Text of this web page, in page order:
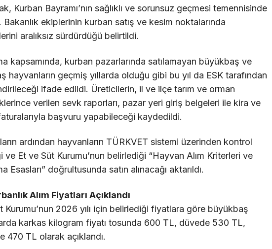
Kurban Bayramı’nın sağlıklı ve sorunsuz geçmesi temennisinde
Bakanlık ekiplerinin kurban satış ve kesim noktalarında
aralıksız sürdürdüğü belirtildi.
kapsamında, kurban pazarlarında satılamayan büyükbaş ve
hayvanların geçmiş yıllarda olduğu gibi bu yıl da ESK tarafından
ifade edildi. Üreticilerin, il ve ilçe tarım ve orman
verilen sevk raporları, pazar yeri giriş belgeleri ile kira ve
başvuru yapabileceği kaydedildi.
ardından hayvanların TÜRKVET sistemi üzerinden kontrol
ve Et ve Süt Kurumu’nun belirlediği “Hayvan Alım Kriterleri ve
Esasları” doğrultusunda satın alınacağı aktarıldı.
Alım Fiyatları Açıklandı
Kurumu’nun 2026 yılı için belirlediği fiyatlara göre büyükbaş
karkas kilogram fiyatı tosunda 600 TL, düvede 530 TL,
470 TL olarak açıklandı.